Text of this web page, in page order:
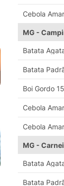
Cebola
MG -
Batata
Batata
Boi Gordo
Cebola
Cebola
MG -
Batata
Batata